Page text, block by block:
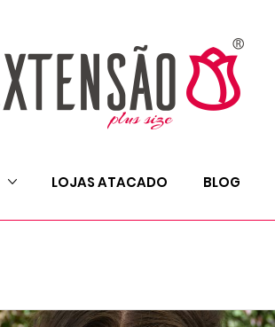
LOJAS ATACADO BLOG